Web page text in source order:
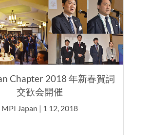
Chapter 2018 年新春賀詞
交歓会開催
MPI Japan | 1 12, 2018